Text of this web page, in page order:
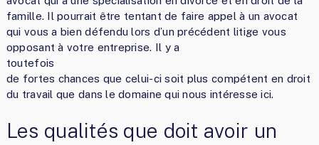
famille. Il pourrait être tentant de faire appel à un avocat
qui vous a bien défendu lors d’un précédent litige vous
opposant à votre entreprise. Il y a
de fortes chances que celui-ci soit plus compétent en droit
du travail que dans le domaine qui nous intéresse ici.
Les qualités que doit avoir un